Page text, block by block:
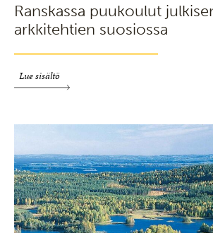
Ranskassa puukoulut
arkkitehtien suosiossa
Lue sisältö